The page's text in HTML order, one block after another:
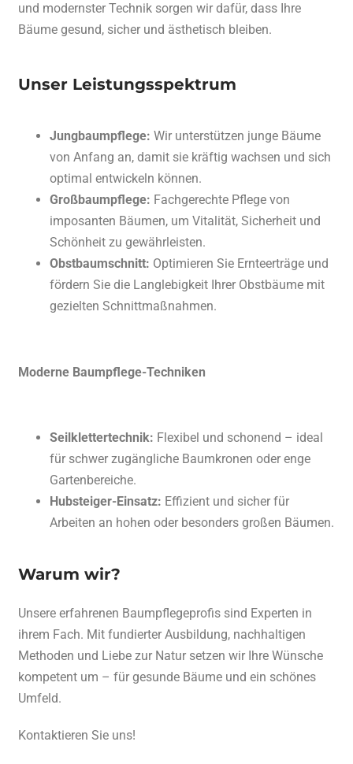
und modernster Technik sorgen wir dafür, dass Ihre
Bäume gesund, sicher und ästhetisch bleiben.
Unser Leistungsspektrum
Jungbaumpflege: Wir unterstützen junge Bäume
von Anfang an, damit sie kräftig wachsen und sich
optimal entwickeln können.
Großbaumpflege: Fachgerechte Pflege von
imposanten Bäumen, um Vitalität, Sicherheit und
Schönheit zu gewährleisten.
Obstbaumschnitt: Optimieren Sie Ernteerträge und
fördern Sie die Langlebigkeit Ihrer Obstbäume mit
gezielten Schnittmaßnahmen.
Moderne Baumpflege-Techniken
Seilklettertechnik: Flexibel und schonend – ideal
für schwer zugängliche Baumkronen oder enge
Gartenbereiche.
Hubsteiger-Einsatz: Effizient und sicher für
Arbeiten an hohen oder besonders großen Bäumen.
Warum wir?
Unsere erfahrenen Baumpflegeprofis sind Experten in
ihrem Fach. Mit fundierter Ausbildung, nachhaltigen
Methoden und Liebe zur Natur setzen wir Ihre Wünsche
kompetent um – für gesunde Bäume und ein schönes
Umfeld.
Kontaktieren Sie uns!